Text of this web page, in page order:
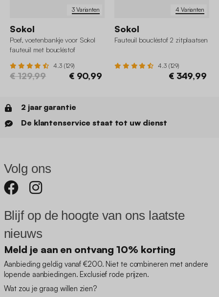
3 Varianten
Sokol
Poef, voetenbankje voor Sokol
fauteuil met boucléstof
4.3 (129)
€ 129,99 € 90,99
4 Varianten
Sokol
Fauteuil boucléstof 2 zitplaatsen
4.3 (129)
€ 349,99
2 jaar garantie
De klantenservice staat tot uw dienst
Volg ons
Blijf op de hoogte van ons laatste
nieuws
Meld je aan en ontvang 10% korting
Aanbieding geldig vanaf €200. Niet te combineren met andere
lopende aanbiedingen. Exclusief rode prijzen.
Wat zou je graag willen zien?